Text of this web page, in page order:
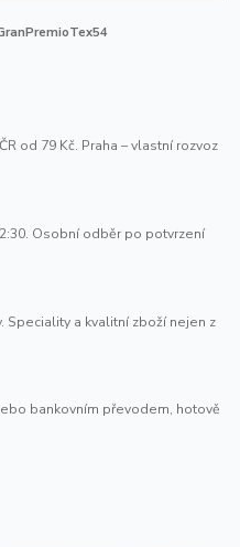
od 79 Kč. Praha – vlastní rozvoz
Osobní odběr po potvrzení
Speciality a kvalitní zboží nejen z
bankovním převodem, hotově